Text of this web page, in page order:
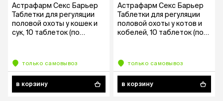
Астрафарм Секс Барьер
Таблетки для регуляции
половой охоты у кошек и
сук, 10 таблеток (по
только самовывоз
в корзину
Астрафарм Секс Барьер
Таблетки для регуляции
половой охоты у котов и
кобелей, 10 таблеток (по
только самовывоз
в корзину